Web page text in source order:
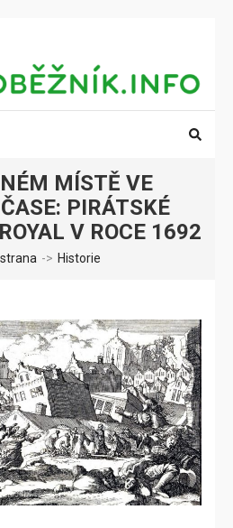
MÍSTĚ VE
PIRÁTSKÉ
V ROCE 1692
-> Historie